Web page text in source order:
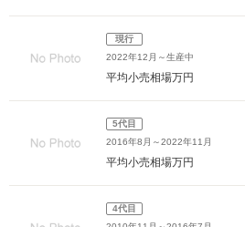
現行
2022年12月～生産中
平均小売相場万円
5代目
2016年8月～2022年11月
平均小売相場万円
4代目